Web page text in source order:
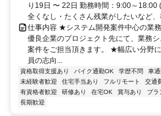
り19日 〜 22日 勤務時間：9:00～
全くなし・たくさん残業がしたいなど
仕事内容 ★システム開発案件中心の業
優良企業のプロジェクト先にて、業務
案件をご担当頂きます。 ★幅広い分野
員の志向...
資格取得支援あり バイク通勤OK 学歴不問 車
未経験者歓迎
住宅手当あり フルリモート 交通
有資格者歓迎
研修あり 在宅OK 賞与あり ブラ
長期歓迎